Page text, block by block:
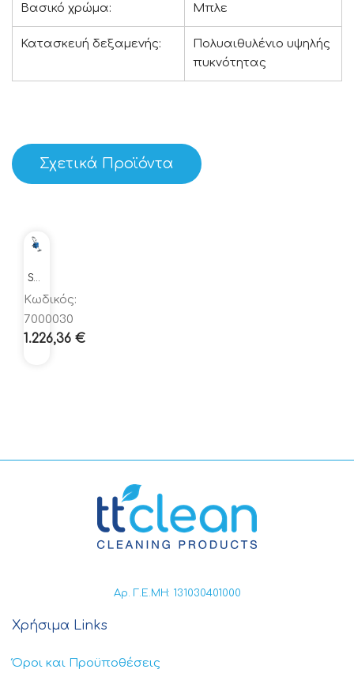
Βασικό χρώμα: Μπλε
Κατασκευή δεξαμενής:
Πολυαιθυλένιο υψηλής
πυκνότητας
Σχετικά Προϊόντα
Sabrina μηχανή για καθαρισμό δαπέδων
Κωδικός:
7000030
1.226,36 €
Αρ. Γ.Ε.ΜΗ: 131030401000
Χρήσιμα Links
Όροι και Προϋποθέσεις